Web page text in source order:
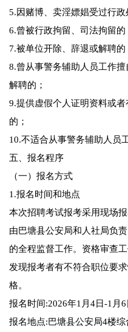
5.因赌博、卖淫嫖娼受过行政
6.曾被行政拘留、司法拘留的
7.被单位开除、辞退或解聘的
8.曾从事警务辅助人员工作擅
解聘的；
9.提供虚假个人证明资料或
的；
10.不适合从事警务辅助人员
五、报名程序
（一）报名方式
1.报名时间和地点
本次招聘考试报考采用现场
由巴塘县公安局和人社局负
的全程监督工作。资格审查
发现报考者有不符合职位要
格。
报名时间:2026年1月4日-1月6
报名地点:巴塘县公安局4楼综